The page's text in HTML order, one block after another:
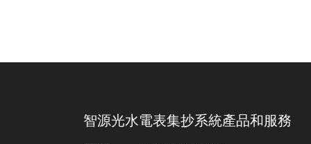
智源光水電表集抄系統產品和服務